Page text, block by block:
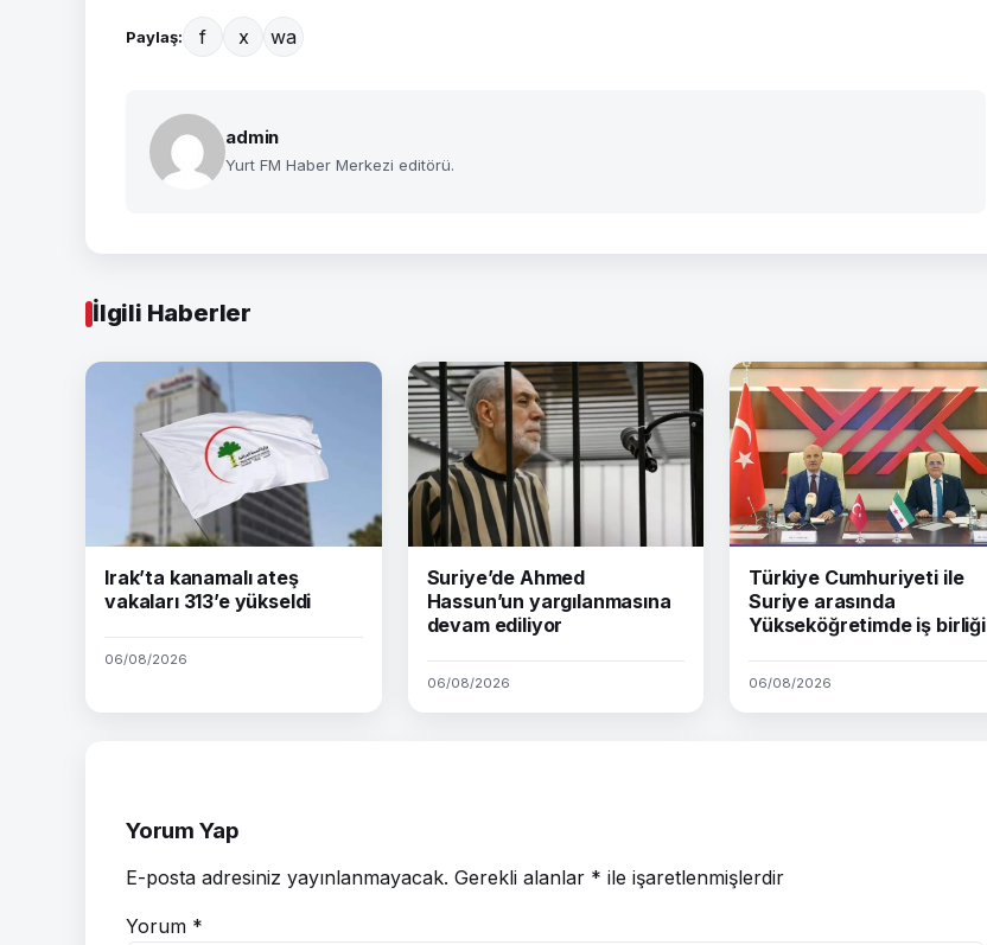
Paylaş: f x wa
admin
Yurt FM Haber Merkezi editörü.
İlgili Haberler
Irak’ta kanamalı ateş
vakaları 313’e yükseldi
06/08/2026
Suriye’de Ahmed
Hassun’un yargılanmasına
devam ediliyor
06/08/2026
Türkiye Cumhuriyeti ile
Suriye arasında
Yükseköğretimde iş birliği
06/08/2026
Yorum Yap
E-posta adresiniz yayınlanmayacak. Gerekli alanlar * ile işaretlenmişlerdir
Yorum *